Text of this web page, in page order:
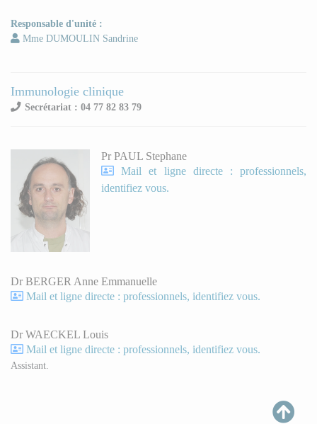
Responsable d'unité :
Mme DUMOULIN Sandrine
Immunologie clinique
Secrétariat : 04 77 82 83 79
Pr PAUL Stephane
Mail et ligne directe : professionnels,
identifiez vous.
Dr BERGER Anne Emmanuelle
Mail et ligne directe : professionnels, identifiez vous.
Dr WAECKEL Louis
Mail et ligne directe : professionnels, identifiez vous.
Assistant.